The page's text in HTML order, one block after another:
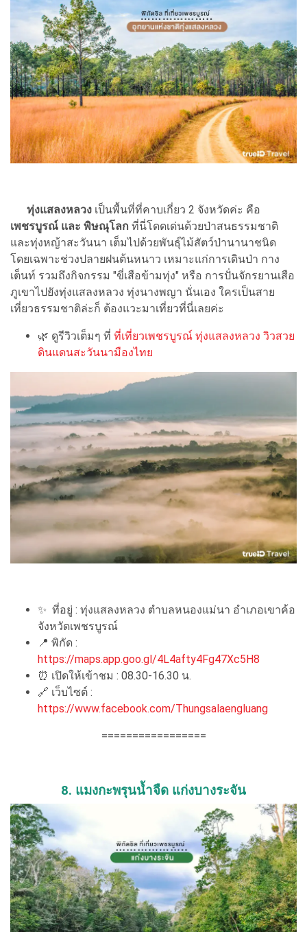
ทุ่งแสลงหลวง เป็นพื้นที่ที่คาบเกี่ยว 2 จังหวัดค่ะ คือ
เพชรบูรณ์ และ พิษณุโลก ที่นี่โดดเด่นด้วยป่าสนธรรมชาติ
และทุ่งหญ้าสะวันนา เต็มไปด้วยพันธุ์ไม้สัตว์ป่านานาชนิด
โดยเฉพาะช่วงปลายฝนต้นหนาว เหมาะแก่การเดินป่า กาง
เต็นท์ รวมถึงกิจกรรม "ขี่เสือข้ามทุ่ง" หรือ การปั่นจักรยานเสือ
ภูเขาไปยังทุ่งแสลงหลวง ทุ่งนางพญา นั่นเอง ใครเป็นสาย
เที่ยวธรรมชาติล่ะก็ ต้องแวะมาเที่ยวที่นี่เลยค่ะ
🌿 ดูรีวิวเต็มๆ ที่ ที่เที่ยวเพชรบูรณ์ ทุ่งแสลงหลวง วิวสวย
ดินแดนสะวันนามืองไทย
✨ ที่อยู่ : ทุ่งแสลงหลวง ตำบลหนองแม่นา อำเภอเขาค้อ
จังหวัดเพชรบูรณ์
📍 พิกัด :
https://maps.app.goo.gl/4L4afty4Fg47Xc5H8
⏰ เปิดให้เข้าชม : 08.30-16.30 น.
🔗 เว็บไซต์ :
https://www.facebook.com/Thungsalaengluang
=================
8. แมงกะพรุนน้ำจืด แก่งบางระจัน